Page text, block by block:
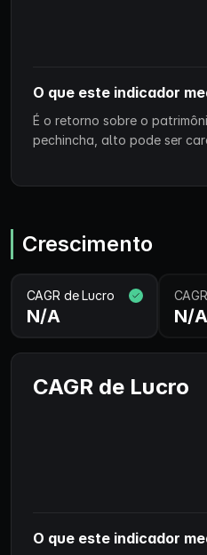
O que este indicador
É o retorno sobre o
pechincha, alto pode ser
Crescimento
CAGR de Lucro
N/A N/A
CAGR de Lucro
O que este indicador